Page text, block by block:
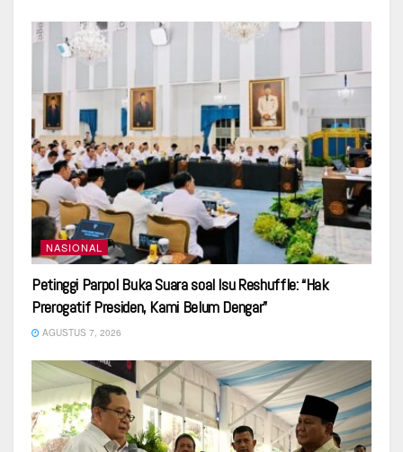
NASIONAL
Petinggi Parpol Buka Suara soal Isu Reshuffle: “Hak
Prerogatif Presiden, Kami Belum Dengar”
AGUSTUS 7, 2026